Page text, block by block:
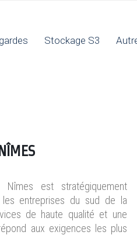
Stockage S3
est stratégiquement
les entreprises du sud de la
de haute qualité et une
aux exigences les plus